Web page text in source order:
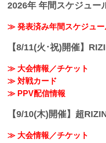
会場
名古
名古
フェ
レス
フェ
2026年 年間スケジュー
≫ 発表済み年間スケジュー
【8/11(火･祝)開催】
≫ 大会情報／チケット
≫ 対戦カード
≫ PPV配信情報
【9/10(木)開催】超
≫ 大会情報／チケット